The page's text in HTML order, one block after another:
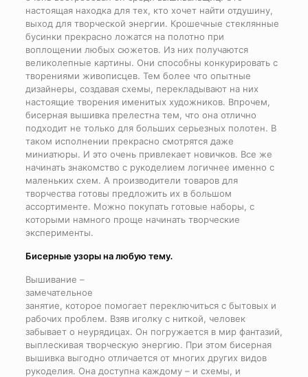
настоящая находка для тех, кто хочет найти отдушину,
выход для творческой энергии. Крошечные стеклянные
бусинки прекрасно ложатся на полотно при
воплощении любых сюжетов. Из них получаются
великолепные картины. Они способны конкурировать с
творениями живописцев. Тем более что опытные
дизайнеры, создавая схемы, перекладывают на них
настоящие творения именитых художников. Впрочем,
бисерная вышивка прелестна тем, что она отлично
подходит не только для больших серьезных полотен. В
таком исполнении прекрасно смотрятся даже
миниатюры. И это очень привлекает новичков. Все же
начинать знакомство с рукоделием логичнее именно с
маленьких схем. А производители товаров для
творчества готовы предложить их в большом
ассортименте. Можно покупать готовые наборы, с
которыми намного проще начинать творческие
эксперименты.
Бисерные узоры на любую тему.
Вышивание –
замечательное
занятие, которое помогает переключиться с бытовых и
рабочих проблем. Взяв иголку с ниткой, человек
забывает о неурядицах. Он погружается в мир фантазий,
выплескивая творческую энергию. При этом бисерная
вышивка выгодно отличается от многих других видов
рукоделия. Она доступна каждому – и схемы, и